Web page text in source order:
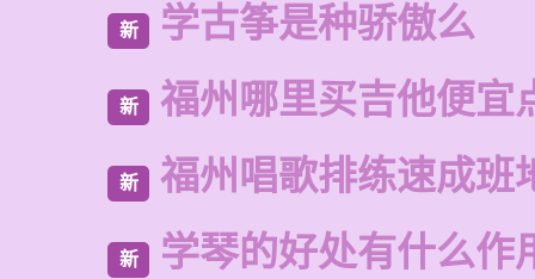
新 学古筝是种骄傲么
新 福州哪里买吉他便宜
新 福州唱歌排练速成班
新 学琴的好处有什么作